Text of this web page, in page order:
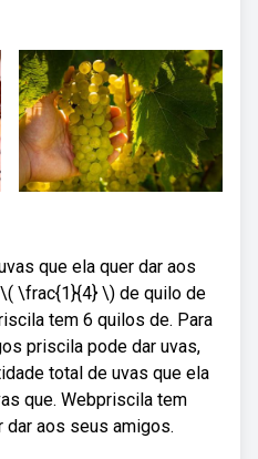
que ela quer dar aos
\frac{1}{4} \) de quilo de
tem 6 quilos de. Para
priscila pode dar uvas,
total de uvas que ela
que. Webpriscila tem
dar aos seus amigos.